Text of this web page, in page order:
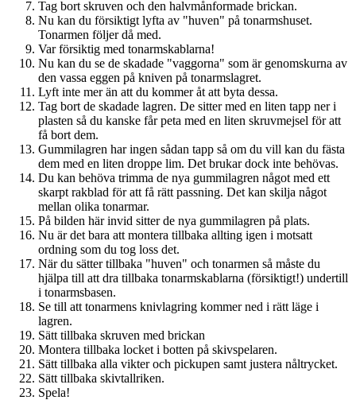
Tag bort skruven och den halvmånformade brickan.
Nu kan du försiktigt lyfta av "huven" på tonarmshuset.
Tonarmen följer då med.
Var försiktig med tonarmskablarna!
Nu kan du se de skadade "vaggorna" som är genomskurna av
den vassa eggen på kniven på tonarmslagret.
Lyft inte mer än att du kommer åt att byta dessa.
Tag bort de skadade lagren. De sitter med en liten tapp ner i
plasten så du kanske får peta med en liten skruvmejsel för att
få bort dem.
Gummilagren har ingen sådan tapp så om du vill kan du fästa
dem med en liten droppe lim. Det brukar dock inte behövas.
Du kan behöva trimma de nya gummilagren något med ett
skarpt rakblad för att få rätt passning. Det kan skilja något
mellan olika tonarmar.
På bilden här invid sitter de nya gummilagren på plats.
Nu är det bara att montera tillbaka allting igen i motsatt
ordning som du tog loss det.
När du sätter tillbaka "huven" och tonarmen så måste du
hjälpa till att dra tillbaka tonarmskablarna (försiktigt!) undertill
i tonarmsbasen.
Se till att tonarmens knivlagring kommer ned i rätt läge i
lagren.
Sätt tillbaka skruven med brickan
Montera tillbaka locket i botten på skivspelaren.
Sätt tillbaka alla vikter och pickupen samt justera nåltrycket.
Sätt tillbaka skivtallriken.
Spela!